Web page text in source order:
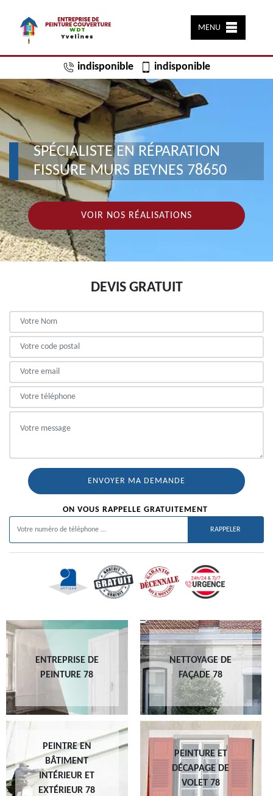
MENU
indisponible indisponible
SPÉCIALISTE EN RÉPARATION
FISSURE MURS BEYNES 78650
VOIR NOS RÉALISATIONS
DEVIS GRATUIT
ON VOUS RAPPELLE GRATUITEMENT
ENTREPRISE DE
PEINTURE 78
NETTOYAGE DE
FAÇADE 78
PEINTRE EN
BÂTIMENT
INTÉRIEUR ET
EXTÉRIEUR 78
PEINTURE ET
DÉCAPAGE DE
VOLET 78